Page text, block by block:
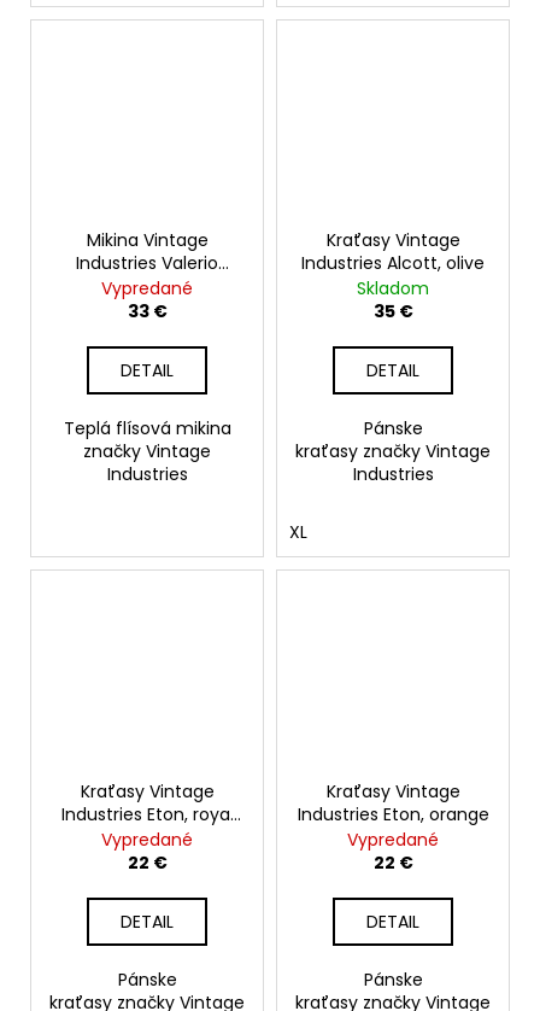
Mikina Vintage
Industries Valerio
Hollow Fibre Fleece,
čierna
Vypredané
33 €
DETAIL
Teplá flísová mikina
značky Vintage
Industries
Kraťasy Vintage
Industries Alcott, olive
Skladom
35 €
DETAIL
Pánske
kraťasy značky Vintage
Industries
XL
Kraťasy Vintage
Industries Eton, royal
blue
Vypredané
22 €
DETAIL
Pánske
kraťasy značky Vintage
Kraťasy Vintage
Industries Eton, orange
Vypredané
22 €
DETAIL
Pánske
kraťasy značky Vintage